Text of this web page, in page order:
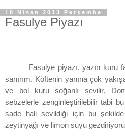
18 Nisan 2013 Perşembe
Fasulye Piyazı
Fasulye piyazı, yazın kuru
sanırım. Köftenin yanına çok
ve bol kuru soğanlı sevilir.
sebzelerle zenginleştirilebilir tabi
sade hali sevildiği için bu
zeytinyağı ve limon suyu